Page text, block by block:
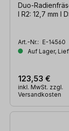
Duo-
l R2: 12,7 mm l
Art.-Nr.: E-14560
Auf Lager,
123,53 €
inkl. MwSt. zzgl.
Versandkosten